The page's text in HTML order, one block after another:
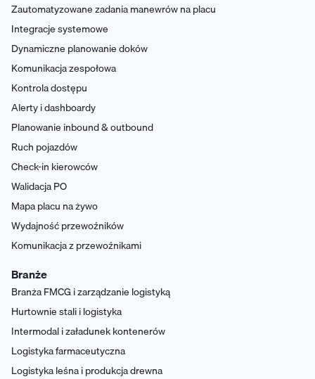
Zautomatyzowane zadania manewrów na placu
Integracje systemowe
Dynamiczne planowanie doków
Komunikacja zespołowa
Kontrola dostępu
Alerty i dashboardy
Planowanie inbound & outbound
Ruch pojazdów
Check-in kierowców
Walidacja PO
Mapa placu na żywo
Wydajność przewoźników
Komunikacja z przewoźnikami
Branże
Branża FMCG i zarządzanie logistyką
Hurtownie stali i logistyka
Intermodal i załadunek kontenerów
Logistyka farmaceutyczna
Logistyka leśna i produkcja drewna